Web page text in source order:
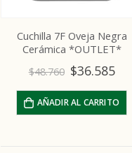
Cuchilla 7F Oveja Negra
Cerámica *OUTLET*
$48.760 $36.585
AÑADIR AL CARRITO